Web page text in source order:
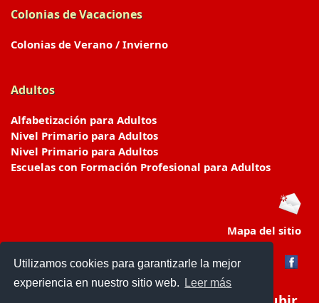
Utilizamos cookies para garantizarle la mejor
experiencia en nuestro sitio web.
Leer más
Colonias de Vacaciones
Colonias de Verano / Invierno
Adultos
Alfabetización para Adultos
Nivel Primario para Adultos
Nivel Primario para Adultos
Escuelas con Formación Profesional para Adultos
Mapa del sitio